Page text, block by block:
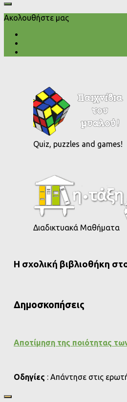
Ακολουθήστε μας
Quiz, puzzles and games!
Διαδικτυακά Μαθήματα
Η σχολική βιβλιοθήκη
Δημοσκοπήσεις
Αποτίμηση της ποιότητας
Οδηγίες : Απάντησε στις